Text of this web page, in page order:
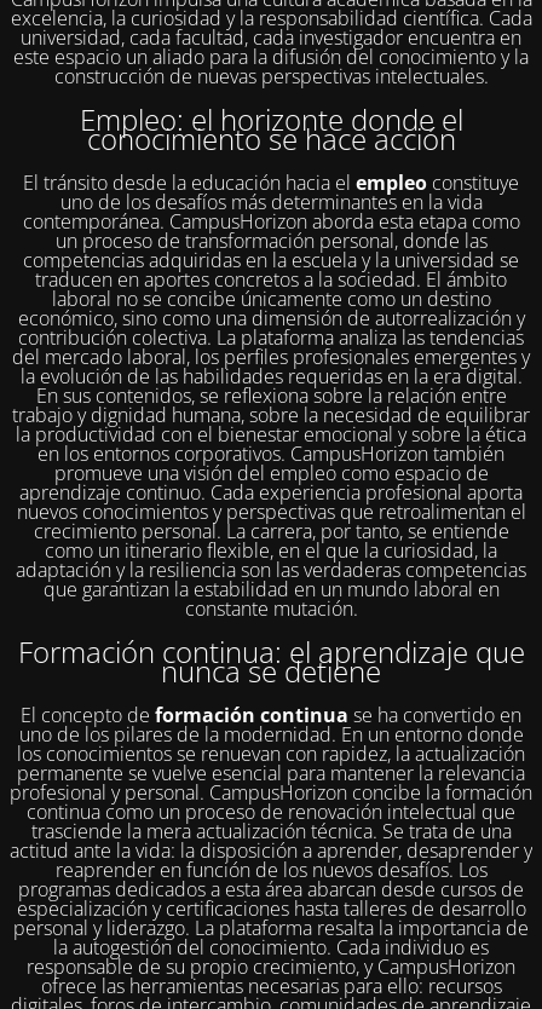
excelencia, la curiosidad y la responsabilidad científica. Cada
universidad, cada facultad, cada investigador encuentra en
este espacio un aliado para la difusión del conocimiento y la
construcción de nuevas perspectivas intelectuales.
Empleo: el horizonte donde el
conocimiento se hace acción
El tránsito desde la educación hacia el empleo constituye
uno de los desafíos más determinantes en la vida
contemporánea. CampusHorizon aborda esta etapa como
un proceso de transformación personal, donde las
competencias adquiridas en la escuela y la universidad se
traducen en aportes concretos a la sociedad. El ámbito
laboral no se concibe únicamente como un destino
económico, sino como una dimensión de autorrealización y
contribución colectiva. La plataforma analiza las tendencias
del mercado laboral, los perfiles profesionales emergentes y
la evolución de las habilidades requeridas en la era digital.
En sus contenidos, se reflexiona sobre la relación entre
trabajo y dignidad humana, sobre la necesidad de equilibrar
la productividad con el bienestar emocional y sobre la ética
en los entornos corporativos. CampusHorizon también
promueve una visión del empleo como espacio de
aprendizaje continuo. Cada experiencia profesional aporta
nuevos conocimientos y perspectivas que retroalimentan el
crecimiento personal. La carrera, por tanto, se entiende
como un itinerario flexible, en el que la curiosidad, la
adaptación y la resiliencia son las verdaderas competencias
que garantizan la estabilidad en un mundo laboral en
constante mutación.
Formación continua: el aprendizaje que
nunca se detiene
El concepto de formación continua se ha convertido en
uno de los pilares de la modernidad. En un entorno donde
los conocimientos se renuevan con rapidez, la actualización
permanente se vuelve esencial para mantener la relevancia
profesional y personal. CampusHorizon concibe la formación
continua como un proceso de renovación intelectual que
trasciende la mera actualización técnica. Se trata de una
actitud ante la vida: la disposición a aprender, desaprender y
reaprender en función de los nuevos desafíos. Los
programas dedicados a esta área abarcan desde cursos de
especialización y certificaciones hasta talleres de desarrollo
personal y liderazgo. La plataforma resalta la importancia de
la autogestión del conocimiento. Cada individuo es
responsable de su propio crecimiento, y CampusHorizon
ofrece las herramientas necesarias para ello: recursos